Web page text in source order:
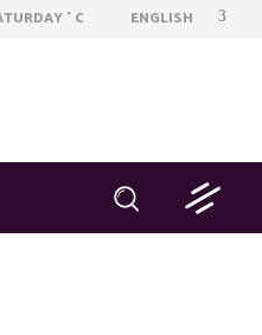
° C ENGLISH